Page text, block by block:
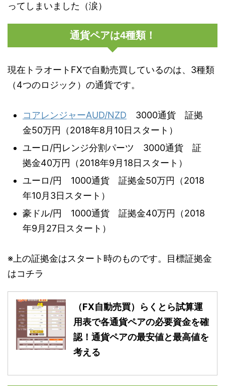
ってしまいました（涙）
通貨ペアは4種類！
現在トラオートFXで自動売買しているのは、3種類
（4つのロジック）の通貨です。
コアレンジャーAUD/NZD 3000通貨 証拠
金50万円（2018年8月10日スタート）
ユーロ/円レンジ分割パーツ 3000通貨 証
拠金40万円（2018年9月18日スタート）
ユーロ/円 1000通貨 証拠金50万円（2018
年10月3日スタート）
豪ドル/円 1000通貨 証拠金40万円（2018
年9月27日スタート）
※上の証拠金はスタート時のものです。目標証拠金
はコチラ
（FX自動売買）らくとら試算運
用表で各通貨ペアの必要資金を確
認！通貨ペアの最安値と最高値を
考える